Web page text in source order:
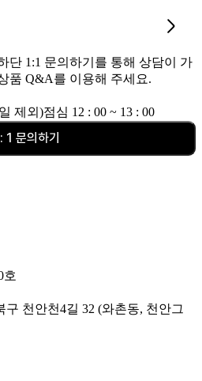
단 1:1 문의하기를 통해 상담이 가
품 Q&A를 이용해 주세요.
제외)점심 12 : 00 ~ 13 : 00
1 문의하기
호
구 천안천4길 32 (와촌동, 천안그